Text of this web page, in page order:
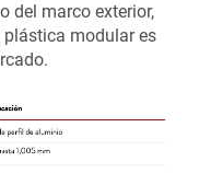
del marco exterior,
modular es